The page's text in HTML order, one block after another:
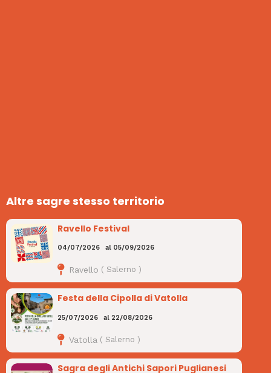
Altre sagre stesso territorio
Ravello Festival
04/07/2026 al 05/09/2026
Ravello ( Salerno )
Festa della Cipolla di Vatolla
25/07/2026 al 22/08/2026
Vatolla ( Salerno )
Sagra degli Antichi Sapori Puglianesi